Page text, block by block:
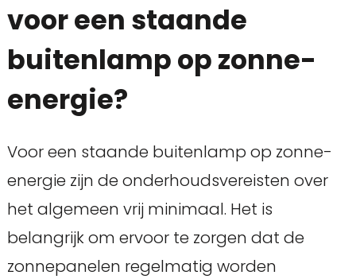
voor een staande
buitenlamp op zonne-
energie?
Voor een staande buitenlamp op zonne-
energie zijn de onderhoudsvereisten over
het algemeen vrij minimaal. Het is
belangrijk om ervoor te zorgen dat de
zonnepanelen regelmatig worden